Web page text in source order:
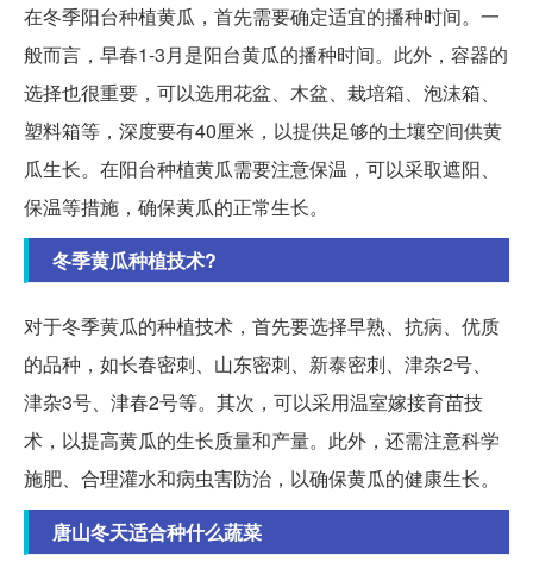
在冬季阳台种植黄瓜，首先需要确定适宜的播种时间。一
般而言，早春1-3月是阳台黄瓜的播种时间。此外，容器的
选择也很重要，可以选用花盆、木盆、栽培箱、泡沫箱、
塑料箱等，深度要有40厘米，以提供足够的土壤空间供黄
瓜生长。在阳台种植黄瓜需要注意保温，可以采取遮阳、
保温等措施，确保黄瓜的正常生长。
冬季黄瓜种植技术?
对于冬季黄瓜的种植技术，首先要选择早熟、抗病、优质
的品种，如长春密刺、山东密刺、新泰密刺、津杂2号、
津杂3号、津春2号等。其次，可以采用温室嫁接育苗技
术，以提高黄瓜的生长质量和产量。此外，还需注意科学
施肥、合理灌水和病虫害防治，以确保黄瓜的健康生长。
唐山冬天适合种什么蔬菜